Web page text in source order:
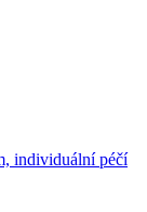
individuální péčí